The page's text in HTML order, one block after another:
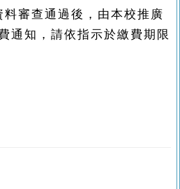
審查通過後，由本校推廣
通知，請依指示於繳費期限